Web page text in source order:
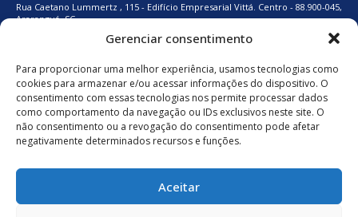
Gerenciar consentimento
Para proporcionar uma melhor experiência, usamos tecnologias como
cookies para armazenar e/ou acessar informações do dispositivo. O
consentimento com essas tecnologias nos permite processar dados
como comportamento da navegação ou IDs exclusivos neste site. O
não consentimento ou a revogação do consentimento pode afetar
negativamente determinados recursos e funções.
Aceitar
Rua Caetano Lummertz , 115 - Edifício Empresarial Vittá. Centro - 88.900-045,
Araranguá, SC.
48 3524-0137
48 9880-84667